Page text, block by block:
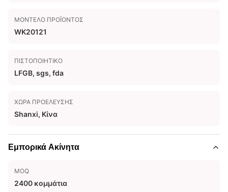
ΜΟΝΤΈΛΟ ΠΡΟΪΌΝΤΟΣ
WK20121
ΠΙΣΤΟΠΟΙΗΤΙΚΌ
LFGB, sgs, fda
ΧΏΡΑ ΠΡΟΈΛΕΥΣΗΣ
Shanxi, Κίνα
Εμπορικά Ακίνητα
MOQ
2400 κομμάτια